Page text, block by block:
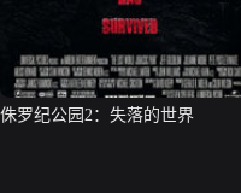
侏罗纪公园2：失落的世界